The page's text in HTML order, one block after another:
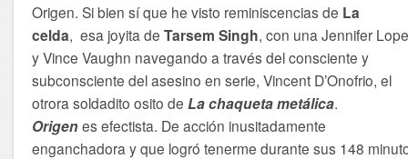
Origen. Si bien sí que he visto reminiscencias de La
celda, esa joyita deTarsem Singh, con una Jennifer
y Vince Vaughn navegando a través del consciente y
subconsciente del asesino en serie,Vincent D’Onofrio, el
otrora soldadito osito de La chaqueta metálica.
Origenes efectista. De acción inusitadamente
enganchadora y que logró tenerme durante sus 148